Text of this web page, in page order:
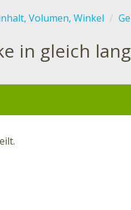
Volumen, Winkel
in gleich